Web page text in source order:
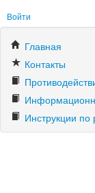
Войти
Главная
Контакты
Инструкции по